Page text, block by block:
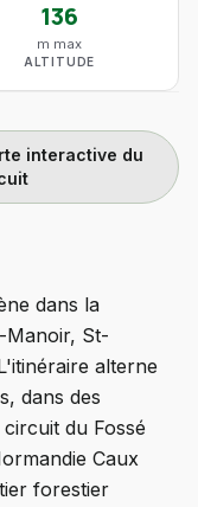
136
m max
ALTITUDE
interactive du
dans la
Manoir, St-
alterne
dans des
du Fossé
Caux
forestier